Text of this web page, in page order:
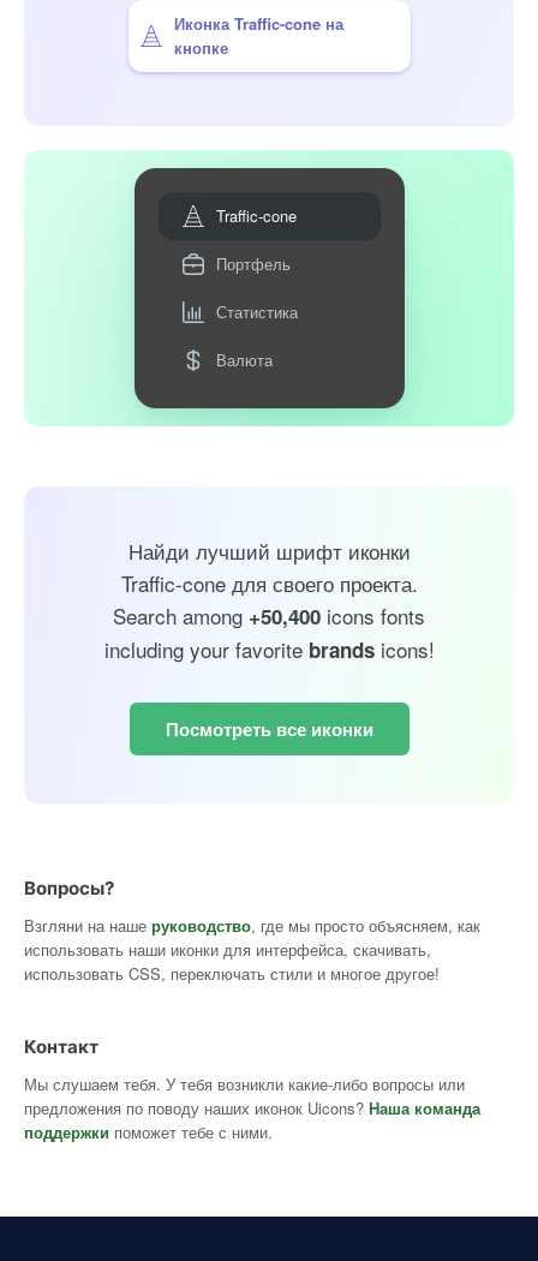
Иконка Traffic-cone на
кнопке
Traffic-cone
Портфель
Статистика
Валюта
Найди лучший шрифт иконки
Traffic-cone для своего проекта.
Search among +50,400 icons fonts
including your favorite brandsicons!
Посмотреть все иконки
Вопросы?
Взгляни на наше руководство, где мы просто объясняем, как
использовать наши иконки для интерфейса, скачивать,
использовать CSS, переключать стили и многое другое!
Контакт
Мы слушаем тебя. У тебя возникли какие-либо вопросы или
предложения по поводу наших иконок Uicons? Наша команда
поддержки поможет тебе с ними.